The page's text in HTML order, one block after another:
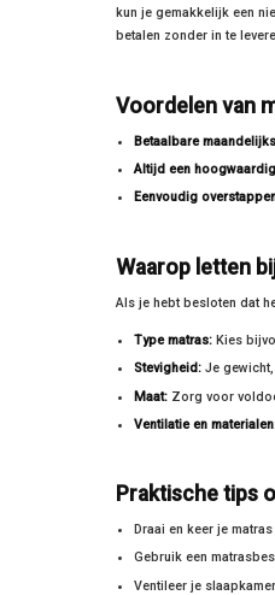
kun je gemakkelijk een
betalen zonder in te
Voordelen van
Betaalbare
Altijd een
Eenvoudig
Waarop letten
Als je hebt besloten dat
Type matras:Kies
Stevigheid:Je gewicht,
Maat:Zorg voor
Ventilatie en
Praktische tips
Draai en keer je
Gebruik een
Ventileer je